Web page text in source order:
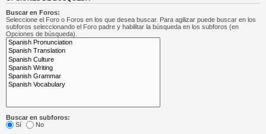
Buscar en Foros:
Seleccione el Foro o Foros en los que desea buscar. Para agilizar puede buscar en los
subforos seleccionando el Foro padre y habilitar la búsqueda en los subforos (en
Opciones de búsqueda).
Buscar en subforos:
Sí
No